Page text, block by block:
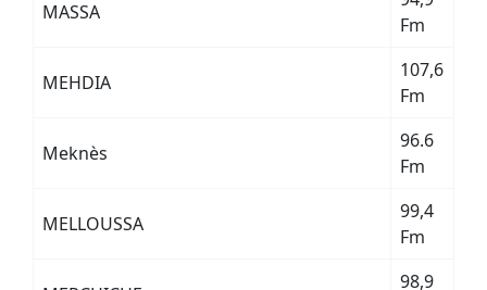
MASSA
Fm
MEHDIA
107,6
Fm
Meknès
96.6
Fm
MELLOUSSA
99,4
Fm
98,9